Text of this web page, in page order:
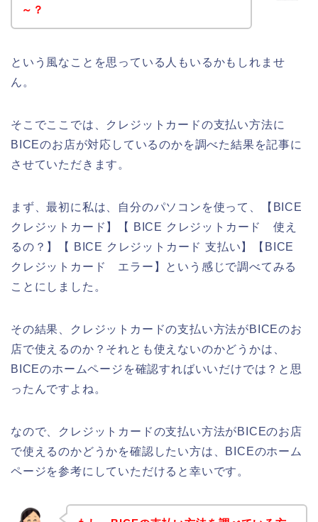
～？
という風なことを思っている人もいるかもしれませ
ん。
そこでここでは、クレジットカードの支払い方法に
BICEのお店が対応しているのかを調べた結果を記事に
させていただきます。
まず、最初に私は、自分のパソコンを使って、【BICE
クレジットカード】【 BICE クレジットカード 使え
るの？】【 BICE クレジットカード 支払い】【BICE
クレジットカード エラー】という感じで調べてみる
ことにしました。
その結果、クレジットカードの支払い方法がBICEのお
店で使えるのか？それとも使えないのかどうかは、
BICEのホームページを確認すればいいだけでは？と思
ったんですよね。
なので、クレジットカードの支払い方法がBICEのお店
で使えるのかどうかを確認したい方は、BICEのホーム
ページを参考にしていただけると幸いです。